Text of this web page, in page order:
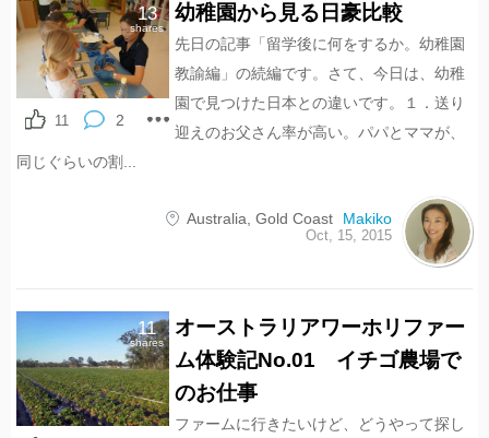
13
shares
2
11
幼稚園から見る日豪比較
先日の記事「留学後に何をするか。幼稚園
教諭編」の続編です。さて、今日は、幼稚
園で見つけた日本との違いです。１．送り
迎えのお父さん率が高い。パパとママが、
同じぐらいの割...
Australia Gold Coast Makiko
Oct, 15, 2015
11
shares
オーストラリアワーホリファー
ム体験記No.01 イチゴ農場で
のお仕事
ファームに行きたいけど、どうやって探し